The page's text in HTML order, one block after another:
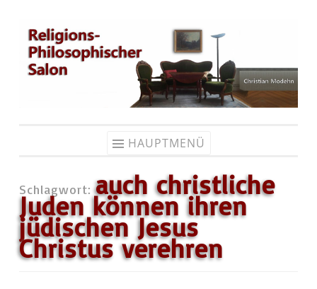
Zum
Inhalt
springen
HAUPTMENÜ
Schlagwort:auch christliche
Juden können ihren
jüdischen Jesus
Christus verehren